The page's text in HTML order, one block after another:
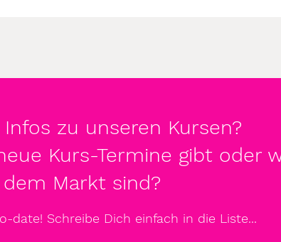
zu unseren Kursen?
Kurs-Termine gibt oder
Markt sind?
date! Schreibe Dich einfach in die Liste...